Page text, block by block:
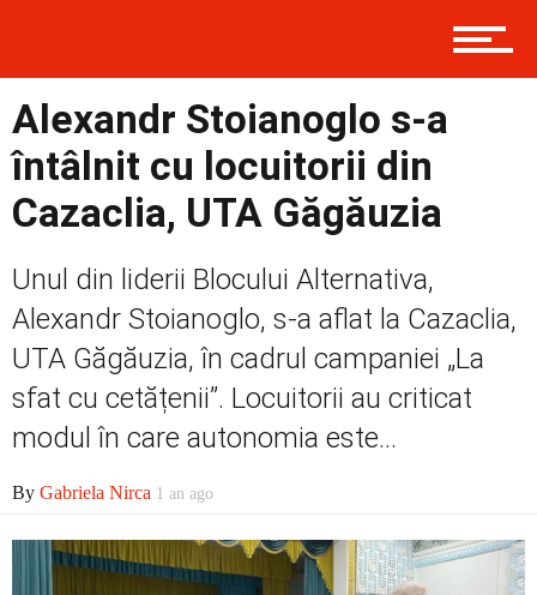
Externe
Social
Economic
Contact
Alexandr Stoianoglo s-a
întâlnit cu locuitorii din
Cazaclia, UTA Găgăuzia
Unul din liderii Blocului Alternativa,
Alexandr Stoianoglo, s-a aflat la Cazaclia,
UTA Găgăuzia, în cadrul campaniei „La
sfat cu cetățenii”. Locuitorii au criticat
modul în care autonomia este...
By Gabriela Nirca 1 an ago